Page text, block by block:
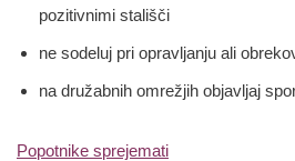
pozitivnimi stališči
ne sodeluj pri opravljanju ali
na družabnih omrežjih objavljaj
Popotnike sprejemati